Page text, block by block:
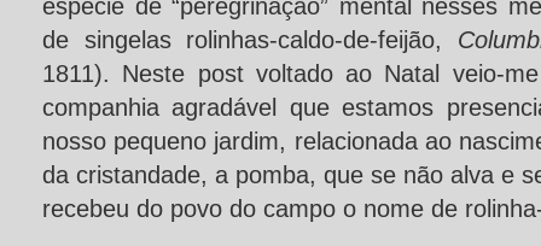
espécie de “peregrinação” mental nesses
de singelas rolinhas-caldo-de-feijão,
1811). Neste post voltado ao Natal veio-
companhia agradável que estamos
nosso pequeno jardim, relacionada ao
da cristandade, a pomba, que se não alva e
recebeu do povo do campo o nome de